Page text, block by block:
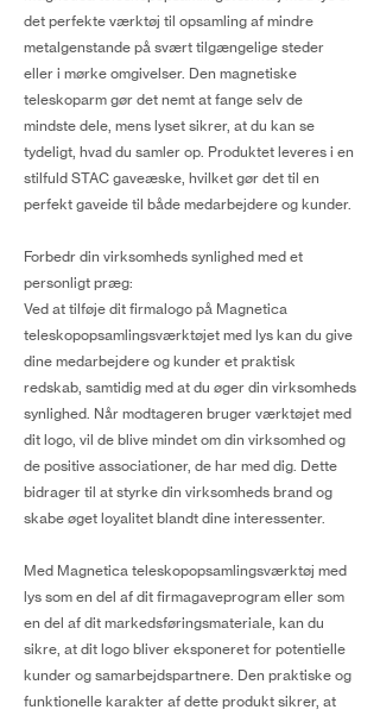
det perfekte værktøj til opsamling af mindre
metalgenstande på svært tilgængelige steder
eller i mørke omgivelser. Den magnetiske
teleskoparm gør det nemt at fange selv de
mindste dele, mens lyset sikrer, at du kan se
tydeligt, hvad du samler op. Produktet leveres i en
stilfuld STAC gaveæske, hvilket gør det til en
perfekt gaveide til både medarbejdere og kunder.
Forbedr din virksomheds synlighed med et
personligt præg:
Ved at tilføje dit firmalogo på Magnetica
teleskopopsamlingsværktøjet med lys kan du give
dine medarbejdere og kunder et praktisk
redskab, samtidig med at du øger din virksomheds
synlighed. Når modtageren bruger værktøjet med
dit logo, vil de blive mindet om din virksomhed og
de positive associationer, de har med dig. Dette
bidrager til at styrke din virksomheds brand og
skabe øget loyalitet blandt dine interessenter.
Med Magnetica teleskopopsamlingsværktøj med
lys som en del af dit firmagaveprogram eller som
en del af dit markedsføringsmateriale, kan du
sikre, at dit logo bliver eksponeret for potentielle
kunder og samarbejdspartnere. Den praktiske og
funktionelle karakter af dette produkt sikrer, at